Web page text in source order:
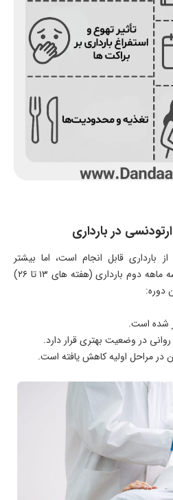
در بارداری
بارداری قابل انجام است، اما بیشتر
متخصصان توصیه می ‌کنند در سه‌ ماهه دوم بارداری (هفته ‌های ۱۳ تا ۲۶)
دوره:
شده است.
در وضعیت بهتری قرار دارد.
مراحل اولیه کاهش یافته است.